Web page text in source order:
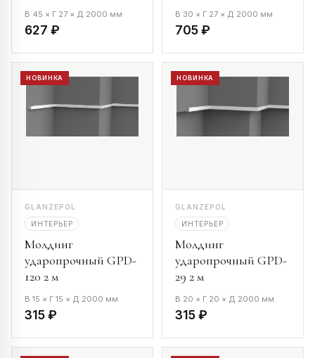
В 45 × Г 27 × Д 2000 мм
627 ₽
В 30 × Г 27 × Д 2000 мм
705 ₽
НОВИНКА
GLANZEPOL
ИНТЕРЬЕР
Молдинг
ударопрочный GPD-
120 2 м
В 15 × Г 15 × Д 2000 мм
315 ₽
НОВИНКА
GLANZEPOL
ИНТЕРЬЕР
Молдинг
ударопрочный GPD-
29 2 м
В 20 × Г 20 × Д 2000 мм
315 ₽